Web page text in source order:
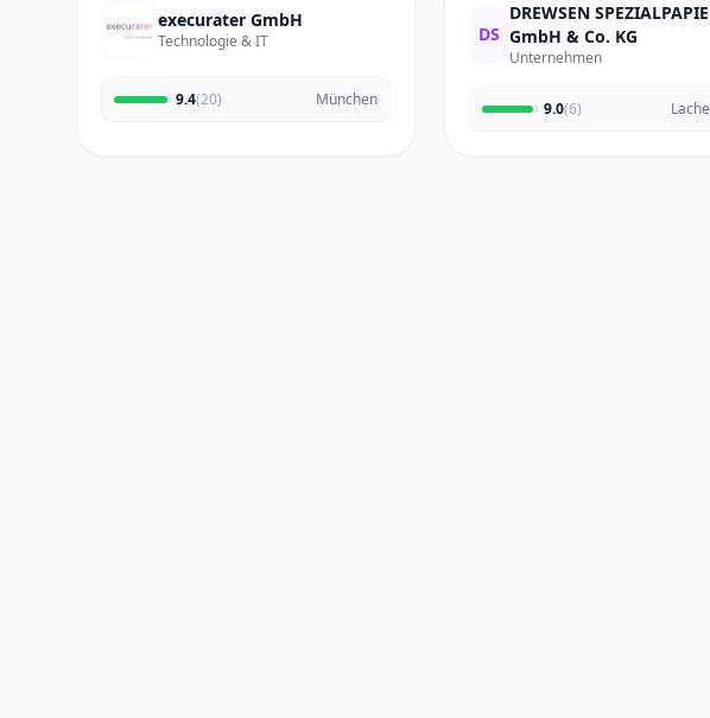
execurater GmbH
Technologie & IT
9.4(20) München
DS
DREWSEN
GmbH & Co. KG
Unternehmen
9.0(6)